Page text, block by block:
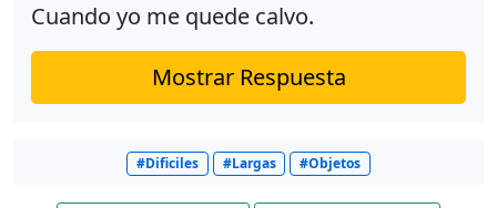
Cuando yo me quede calvo.
Mostrar Respuesta
#Dificiles #Largas #Objetos